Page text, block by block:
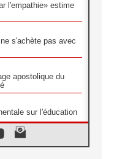
l'empathie» estime
s'achète pas avec
apostolique du
sur l'éducation
la venue du Pape